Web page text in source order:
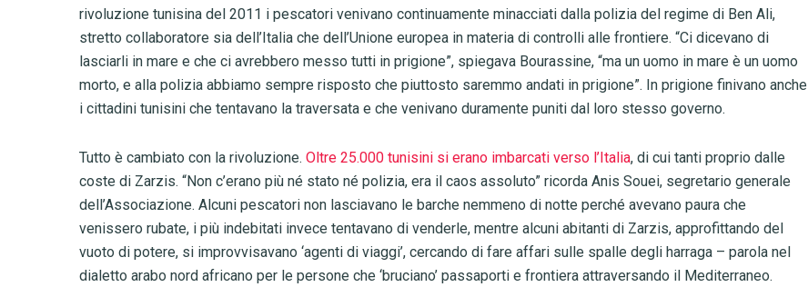
rivoluzione tunisina del 2011 i pescatori venivano continuamente minacciati dalla polizia del regime di Ben Ali,
stretto collaboratore sia dell’Italia che dell’Unione europea in materia di controlli alle frontiere. “Ci dicevano di
lasciarli in mare e che ci avrebbero messo tutti in prigione”, spiegava Bourassine, “ma un uomo in mare è un uomo
morto, e alla polizia abbiamo sempre risposto che piuttosto saremmo andati in prigione”. In prigione finivano anche
i cittadini tunisini che tentavano la traversata e che venivano duramente puniti dal loro stesso governo.
Tutto è cambiato con la rivoluzione. Oltre 25.000 tunisini si erano imbarcati verso l’Italia, di cui tanti proprio dalle
coste di Zarzis. “Non c’erano più né stato né polizia, era il caos assoluto” ricorda Anis Souei, segretario generale
dell’Associazione. Alcuni pescatori non lasciavano le barche nemmeno di notte perché avevano paura che
venissero rubate, i più indebitati invece tentavano di venderle, mentre alcuni abitanti di Zarzis, approfittando del
vuoto di potere, si improvvisavano ‘agenti di viaggi’, cercando di fare affari sulle spalle degli harraga – parola nel
dialetto arabo nord africano per le persone che ‘bruciano’ passaporti e frontiera attraversando il Mediterraneo.